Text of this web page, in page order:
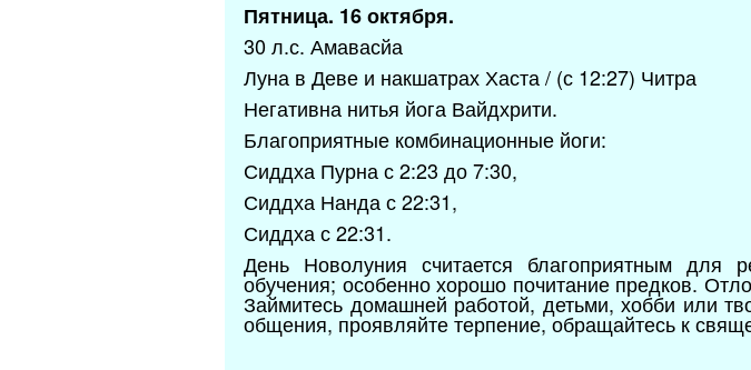
Пятница. 16 октября.
30 л.с. Амавасйа
Луна в Деве и накшатрах Хаста / (с 12:27) Читра
Негативна нитья йога Вайдхрити.
Благоприятные комбинационные йоги:
Сиддха Пурна с 2:23 до 7:30,
Сиддха Нанда с 22:31,
Сиддха с 22:31.
День Новолуния считается благоприятным для
обучения; особенно хорошо почитание предков.
Займитесь домашней работой, детьми, хобби или
общения, проявляйте терпение, обращайтесь к